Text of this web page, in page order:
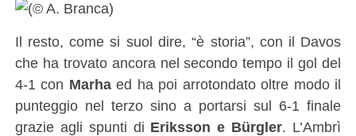
Il resto, come si suol dire, “è storia”, con il Davos
che ha trovato ancora nel secondo tempo il gol del
4-1 con Marhaed ha poi arrotondato oltre modo il
punteggio nel terzo sino a portarsi sul 6-1 finale
grazie agli spunti di Eriksson e Bürgler. L’Ambrì